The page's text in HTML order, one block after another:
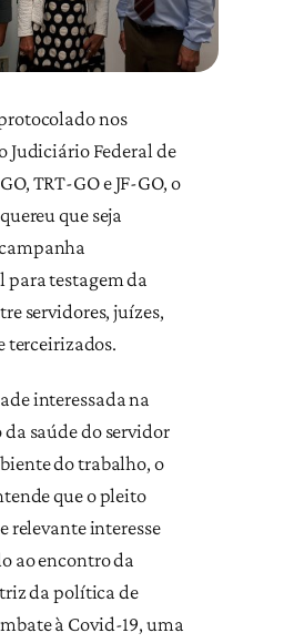
nos
Judiciário Federal de
TRT-GO e JF-GO, o
que seja
para testagem da
servidores, juízes,
terceirizados.
interessada na
da saúde do servidor
do trabalho, o
que o pleito
relevante interesse
ao encontro da
da política de
à Covid-19, uma